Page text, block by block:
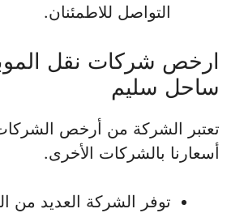
التواصل للاطمئنان.
ارخص شركات نقل
ساحل سليم
تعتبر الشركة من أرخص
أسعارنا بالشركات الأخرى.
توفر الشركة العديد من